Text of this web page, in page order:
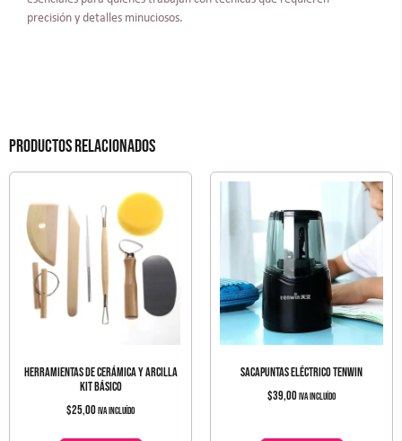
precisión y detalles minuciosos.
Productos relacionados
HERRAMIENTAS DE CERÁMICA Y ARCILLA
KIT BÁSICO
$25,00IVA incluído
SACAPUNTAS ELÉCTRICO TENWIN
$39,00IVA incluído